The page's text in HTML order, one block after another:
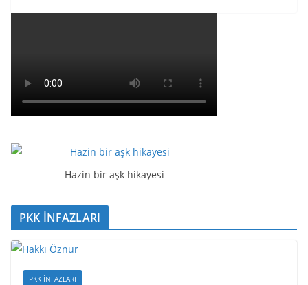
Hazin bir aşk hikayesi
PKK İNFAZLARI
PKK İNFAZLARI